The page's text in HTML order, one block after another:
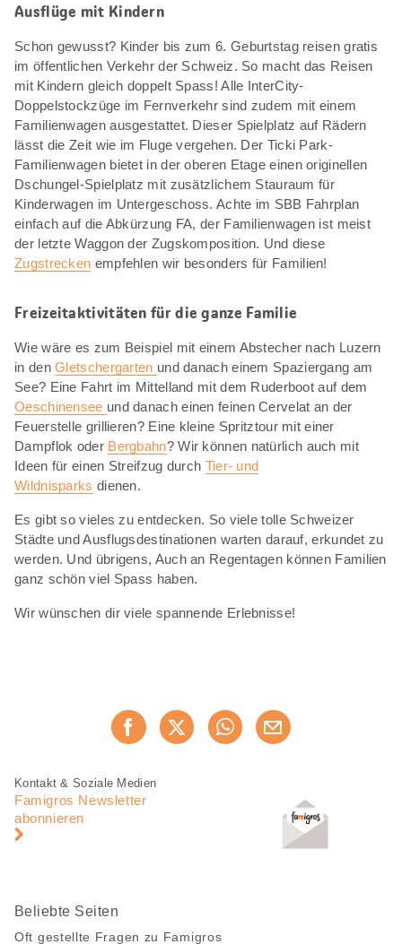
Ausflüge mit Kindern
Schon gewusst? Kinder bis zum 6. Geburtstag reisen gratis
im öffentlichen Verkehr der Schweiz. So macht das Reisen
mit Kindern gleich doppelt Spass! Alle InterCity-
Doppelstockzüge im Fernverkehr sind zudem mit einem
Familienwagen ausgestattet. Dieser Spielplatz auf Rädern
lässt die Zeit wie im Fluge vergehen. Der Ticki Park-
Familienwagen bietet in der oberen Etage einen originellen
Dschungel-Spielplatz mit zusätzlichem Stauraum für
Kinderwagen im Untergeschoss. Achte im SBB Fahrplan
einfach auf die Abkürzung FA, der Familienwagen ist meist
der letzte Waggon der Zugskomposition. Und diese
Zugstrecken empfehlen wir besonders für Familien!
Freizeitaktivitäten für die ganze Familie
Wie wäre es zum Beispiel mit einem Abstecher nach Luzern
in denGletschergarten und danach einem Spaziergang am
See? Eine Fahrt im Mittelland mit dem Ruderboot auf dem
Oeschinensee und danach einen feinen Cervelat an der
Feuerstelle grillieren? Eine kleine Spritztour mit einer
Dampflok oder Bergbahn? Wir können natürlich auch mit
Ideen für einen Streifzug durch Tier- und
Wildnisparks dienen.
Es gibt so vieles zu entdecken. So viele tolle Schweizer
Städte und Ausflugsdestinationen warten darauf, erkundet zu
werden. Und übrigens, Auch an Regentagen können Familien
ganz schön viel Spass haben.
Wir wünschen dir viele spannende Erlebnisse!
Jetzt weiterempfehlen
Fusszeile
Fusszeile
Navigation
Kontakt & Soziale Medien
Famigros Newsletter
abonnieren
Beliebte Seiten
Oft gestellte Fragen zu Famigros